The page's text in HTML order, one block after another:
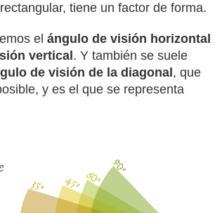
tiene un factor de forma.
elángulo de visión horizontal
vertical . Y también se suele
de visión de la diagonal , que
y es el que se representa